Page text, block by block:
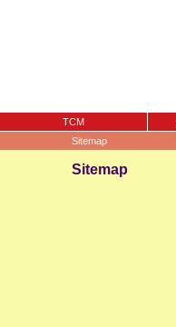
TCM
Sitemap
Sitemap